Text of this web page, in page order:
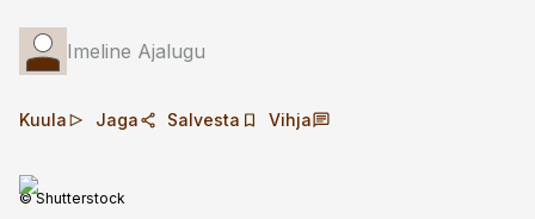
Imeline Ajalugu
Kuula Jaga Salvesta Vihja
© Shutterstock